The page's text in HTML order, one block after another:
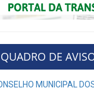
QUADRO DE
MUNICIPAL